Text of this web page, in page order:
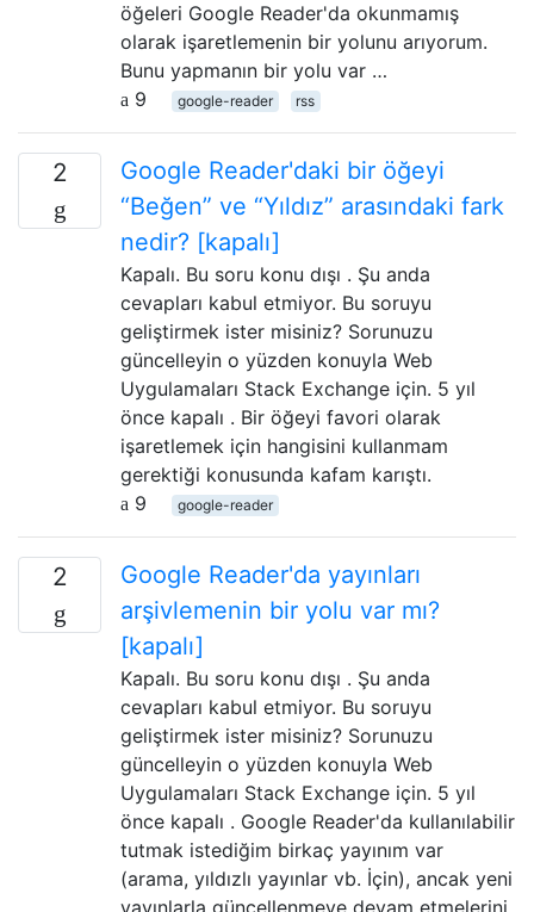
öğeleri Google Reader'da okunmamış
olarak işaretlemenin bir yolunu arıyorum.
Bunu yapmanın bir yolu var …
9
google-reader rss
2
Google Reader'daki bir öğeyi
“Beğen” ve “Yıldız” arasındaki fark
nedir? [kapalı]
Kapalı. Bu soru konu dışı . Şu anda
cevapları kabul etmiyor. Bu soruyu
geliştirmek ister misiniz? Sorunuzu
güncelleyin o yüzden konuyla Web
Uygulamaları Stack Exchange için. 5 yıl
önce kapalı . Bir öğeyi favori olarak
işaretlemek için hangisini kullanmam
gerektiği konusunda kafam karıştı.
9
google-reader
2
Google Reader'da yayınları
arşivlemenin bir yolu var mı?
[kapalı]
Kapalı. Bu soru konu dışı . Şu anda
cevapları kabul etmiyor. Bu soruyu
geliştirmek ister misiniz? Sorunuzu
güncelleyin o yüzden konuyla Web
Uygulamaları Stack Exchange için. 5 yıl
önce kapalı . Google Reader'da kullanılabilir
tutmak istediğim birkaç yayınım var
(arama, yıldızlı yayınlar vb. İçin), ancak yeni
yayınlarla güncellenmeye devam etmelerini